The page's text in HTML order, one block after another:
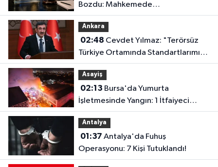
Bozdu: Mahkemede
Kazanacağımıza İnanıyoruz!
Ankara
02:48
Türkiye Ortamında Standartlarımızı
Yükselteceğiz"
Asayiş
02:13
İşletmesinde Yangın: 1 İtfaiyeci
Dumandan Etkilendi
Antalya
01:37
Operasyonu: 7 Kişi Tutuklandı!